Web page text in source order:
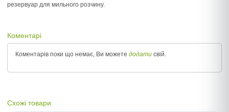
резервуар для мильного розчину.
Коментарі
Коментарів поки що немає, Ви можете додати свій.
Схожі товари